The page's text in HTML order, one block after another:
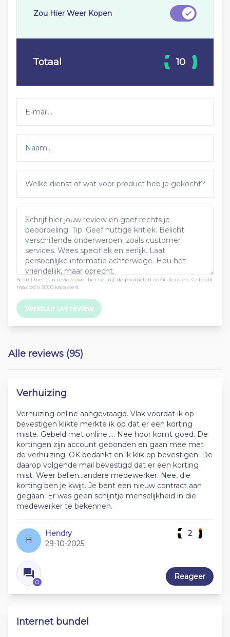
Schrijf hier een review over het bedrijf, de producten en/of diensten. Gebruik
max zo’n 5000 karakters
Verstuur uw review
Zou Hier Weer Kopen
Totaal 10
Alle reviews (95)
Verhuizing
Verhuizing online aangevraagd. Vlak voordat ik op
bevestigen klikte merkte ik op dat er een korting
miste. Gebeld met online..... Nee hoor komt goed. De
kortingen zijn account gebonden en gaan mee met
de verhuizing. OK bedankt en ik klik op bevestigen. De
daarop volgende mail bevestigd dat er een korting
mist. Weer bellen...andere medewerker. Nee, die
korting ben je kwijt. Je bent een nieuw contract aan
gegaan. Er was geen schijntje menselijkheid in die
medewerker te bekennen.
H
Hendry
29-10-2025
0
2
Reageer
Internet bundel